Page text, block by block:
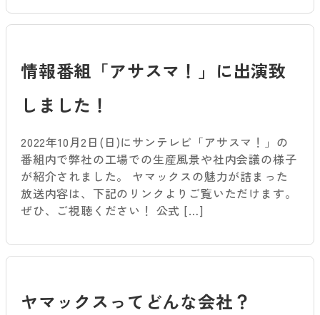
情報番組「アサスマ！」に出演致
しました！
2022年10月2日(日)にサンテレビ「アサスマ！」の
番組内で弊社の工場での生産風景や社内会議の様子
が紹介されました。 ヤマックスの魅力が詰まった
放送内容は、下記のリンクよりご覧いただけます。
ぜひ、ご視聴ください！ 公式 […]
ヤマックスってどんな会社？